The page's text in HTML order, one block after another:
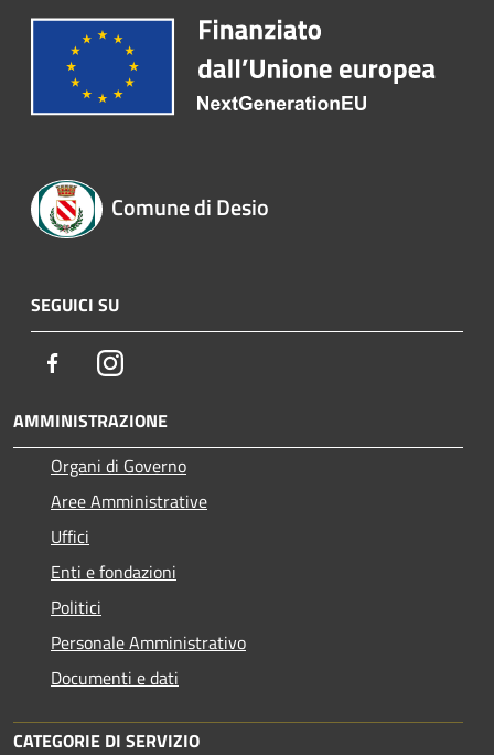
Comune di Desio
SEGUICI SU
FacebookInstagram
AMMINISTRAZIONE
Organi di Governo
Aree Amministrative
Uffici
Enti e fondazioni
Politici
Personale Amministrativo
Documenti e dati
CATEGORIE DI SERVIZIO